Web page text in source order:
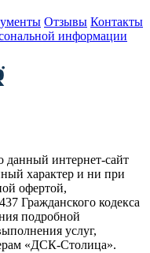
Отзывы Контакты
информации
интернет-сайт
характер и ни при
офертой,
Гражданского кодекса
подробной
услуг,
«ДСК-Столица».